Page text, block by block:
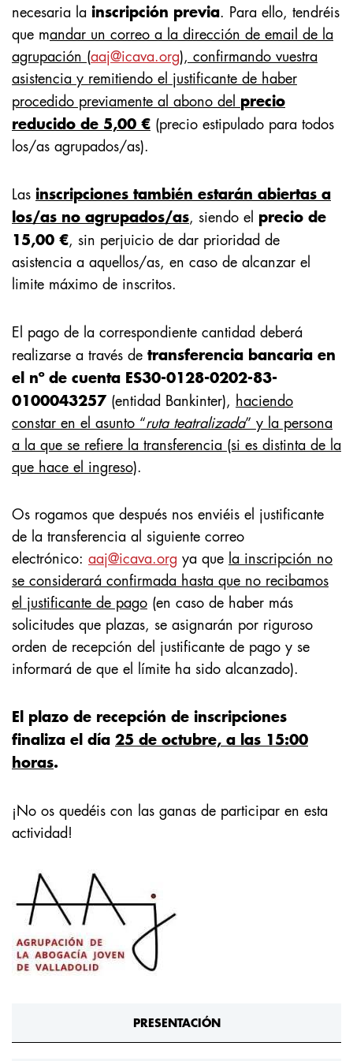
necesaria la inscripción previa. Para ello, tendréis
que mandar un correo a la dirección de email de la
agrupación (aaj@icava.org), confirmando vuestra
asistencia y remitiendo el justificante de haber
procedido previamente al abono del precio
reducido de 5,00 € (precio estipulado para todos
los/as agrupados/as).
Las inscripciones también estarán abiertas a
los/as no agrupados/as, siendo el precio de
15,00 €, sin perjuicio de dar prioridad de
asistencia a aquellos/as, en caso de alcanzar el
limite máximo de inscritos.
El pago de la correspondiente cantidad deberá
realizarse a través de transferencia bancaria en
el nº de cuenta ES30-0128-0202-83-
0100043257 (entidad Bankinter), haciendo
constar en el asunto “ruta teatralizada” y la persona
a la que se refiere la transferencia (si es distinta de la
que hace el ingreso).
Os rogamos que después nos enviéis el justificante
de la transferencia al siguiente correo
electrónico: aaj@icava.org ya que la inscripción no
se considerará confirmada hasta que no recibamos
el justificante de pago (en caso de haber más
solicitudes que plazas, se asignarán por riguroso
orden de recepción del justificante de pago y se
informará de que el límite ha sido alcanzado).
El plazo de recepción de inscripciones
finaliza el día 25 de octubre, a las 15:00
horas.
¡No os quedéis con las ganas de participar en esta
actividad!
PRESENTACIÓN